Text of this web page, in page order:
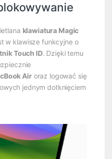
klawiatura Magic
w klawisze funkcyjne o
Touch ID. Dzięki temu
Airoraz logować się
jednym dotknięciem